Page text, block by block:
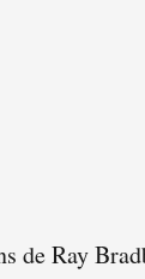
de Ray